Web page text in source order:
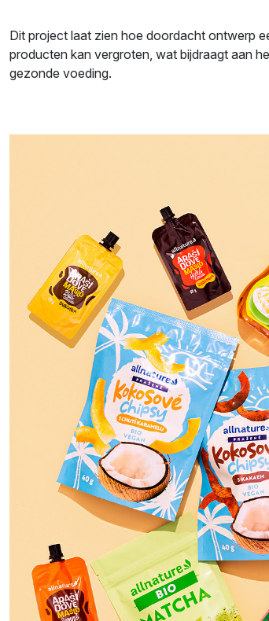
Dit project laat zien hoe doordacht ontwerp
producten kan vergroten, wat bijdraagt aan
gezonde voeding.